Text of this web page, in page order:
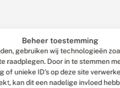
Beheer toestemming
gebruiken wij technologieën
raadplegen. Door in te stemmen
of unieke ID's op deze site
kan dit een nadelige invloed